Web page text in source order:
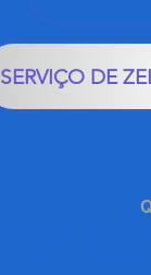
SERVIÇO DE